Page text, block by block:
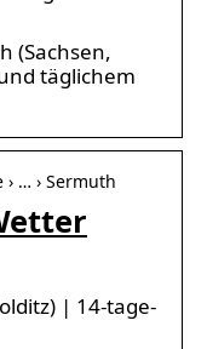
(Sachsen,
täglichem
… › Sermuth
| 14-tage-